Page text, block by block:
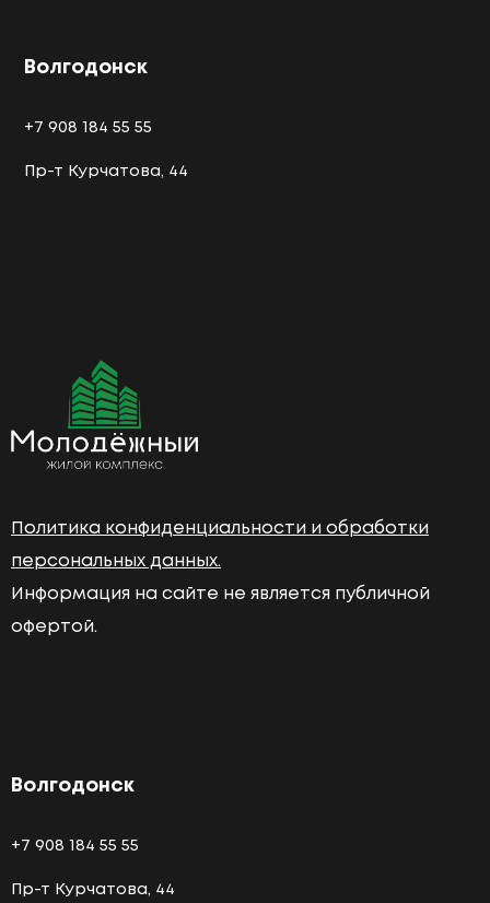
Волгодонск
+7 908 184 55 55
Пр-т Курчатова, 44
Политика конфиденциальности и обработки
персональных данных.
Информация на сайте не является публичной
офертой.
Волгодонск
+7 908 184 55 55
Пр-т Курчатова, 44